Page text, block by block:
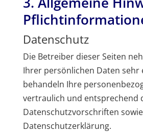
Datenschutz
Die Betreiber dieser Seiten
Ihrer persönlichen Daten sehr
behandeln Ihre
vertraulich und entsprechend
Datenschutzvorschriften
Datenschutzerklärung.